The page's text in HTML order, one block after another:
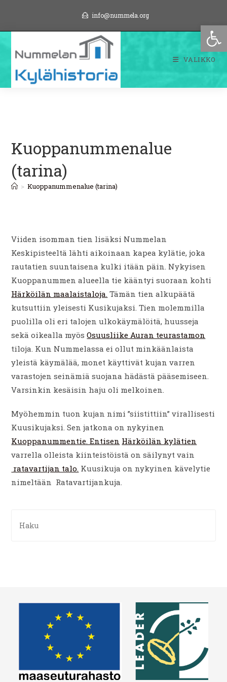
sisältöön
info@nummela.org
VALIKKO
Kuoppanummenalue
(tarina)
> Kuoppanummenalue (tarina)
Viiden isomman tien lisäksi Nummelan
Keskipisteeltä lähti aikoinaan kapea kylätie, joka
rautatien suuntaisena kulki itään päin. Nykyisen
Kuoppanummen alueella tie kääntyi suoraan kohti
Härköilän maalaistaloja. Tämän tien alkupäätä
kutsuttiin yleisesti Kusikujaksi. Tien molemmilla
puolilla oli eri talojen ulkokäymälöitä, huusseja
sekä oikealla myösOsuusliike Auran teurastamon
tiloja. Kun Nummelassa ei ollut minkäänlaista
yleistä käymälää, monet käyttivät kujan varren
varastojen seinämiä suojana hädästä pääsemiseen.
Varsinkin kesäisin haju oli melkoinen.
Myöhemmin tuon kujan nimi ”siistittiin” virallisesti
Kuusikujaksi. Sen jatkona on nykyinen
Kuoppanummentie. Entisen Härköilän kylätien
varrella olleista kiinteistöistä on säilynyt vain
ratavartijan talo. Kuusikuja on nykyinen kävelytie
nimeltään Ratavartijankuja.